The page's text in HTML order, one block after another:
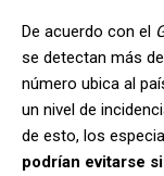
De acuerdo con el
se detectan más de
número ubica al
un nivel de
de esto, los
podrían evitarse